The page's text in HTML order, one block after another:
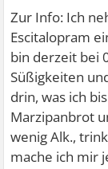
Zur Info: Ich
Escitalopram
bin derzeit bei
Süßigkeiten
drin, was ich
Marzipanbrot
wenig Alk.,
mache ich mir